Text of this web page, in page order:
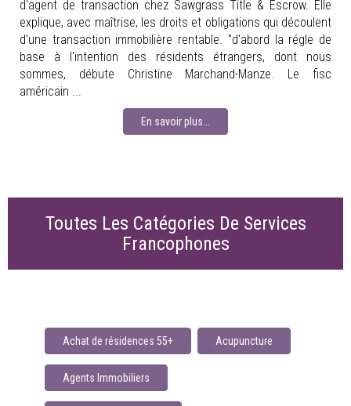
d'agent de transaction chez Sawgrass Title & Escrow. Elle
explique, avec maîtrise, les droits et obligations qui découlent
d'une transaction immobilière rentable. "d'abord la régle de
base à l'intention des résidents étrangers, dont nous
sommes, débute Christine Marchand-Manze. Le fisc
américain ...
En savoir plus...
Toutes Les Catégories De Services
Francophones
Achat de résidences 55+ Acupuncture
Agents Immobiliers